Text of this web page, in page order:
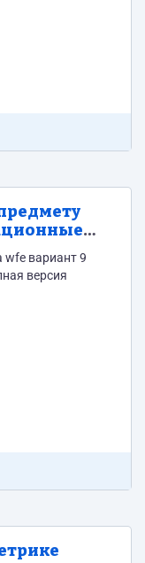
wfe вариант 9
версия